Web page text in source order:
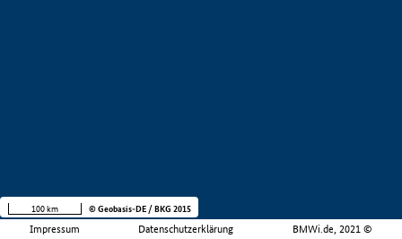
Impressum Datenschutzerklärung BMWi.de, 2021 ©
100 km © Geobasis-DE / BKG 2015